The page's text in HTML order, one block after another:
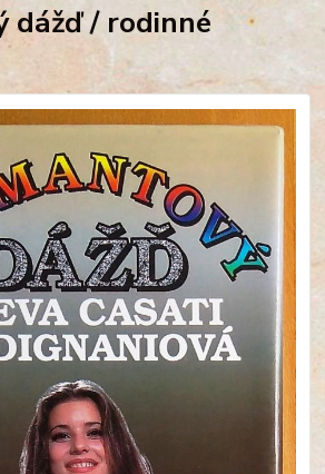
dážď / rodinné